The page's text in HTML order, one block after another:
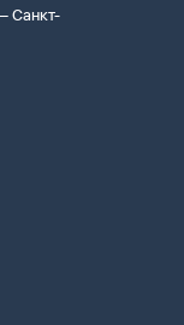
Санкт-